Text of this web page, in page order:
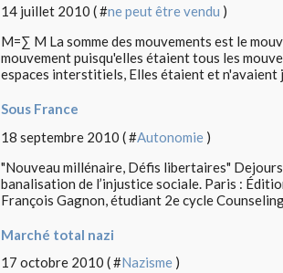
14 juillet 2010 ( #ne peut être vendu )
M=∑ M La somme des mouvements est le
mouvement puisqu'elles étaient tous les
espaces interstitiels, Elles étaient et n'avaient
Sous France
18 septembre 2010 ( #Autonomie )
"Nouveau millénaire, Défis libertaires"
banalisation de l’injustice sociale. Paris :
François Gagnon, étudiant 2e cycle
Marché total nazi
17 octobre 2010 ( #Nazisme )